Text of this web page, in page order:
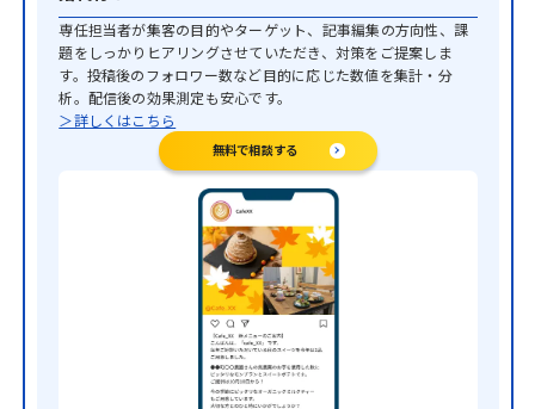
専任担当者が集客の目的やターゲット、記事編集の方向性、課
題をしっかりヒアリングさせていただき、対策をご提案しま
す。投稿後のフォロワー数など目的に応じた数値を集計・分
析。配信後の効果測定も安心です。
＞詳しくはこちら
無料で相談する